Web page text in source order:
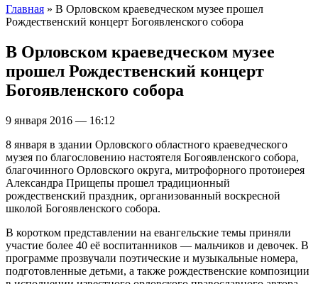
Главная » В Орловском краеведческом музее прошел
Рождественский концерт Богоявленского собора
В Орловском краеведческом музее
прошел Рождественский концерт
Богоявленского собора
9 января 2016 — 16:12
8 января в здании Орловского областного краеведческого
музея по благословению настоятеля Богоявленского собора,
благочинного Орловского округа, митрофорного протоиерея
Александра Прищепы прошел традиционный
рождественский праздник, организованный воскресной
школой Богоявленского собора.
В коротком представлении на евангельские темы приняли
участие более 40 её воспитанников — мальчиков и девочек. В
программе прозвучали поэтические и музыкальные номера,
подготовленные детьми, а также рождественские композиции